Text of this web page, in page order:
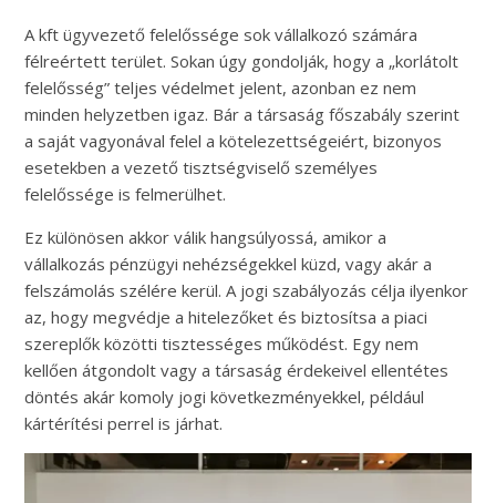
A kft ügyvezető felelőssége sok vállalkozó számára
félreértett terület. Sokan úgy gondolják, hogy a „korlátolt
felelősség” teljes védelmet jelent, azonban ez nem
minden helyzetben igaz. Bár a társaság főszabály szerint
a saját vagyonával felel a kötelezettségeiért, bizonyos
esetekben a vezető tisztségviselő személyes
felelőssége is felmerülhet.
Ez különösen akkor válik hangsúlyossá, amikor a
vállalkozás pénzügyi nehézségekkel küzd, vagy akár a
felszámolás szélére kerül. A jogi szabályozás célja ilyenkor
az, hogy megvédje a hitelezőket és biztosítsa a piaci
szereplők közötti tisztességes működést. Egy nem
kellően átgondolt vagy a társaság érdekeivel ellentétes
döntés akár komoly jogi következményekkel, például
kártérítési perrel is járhat.